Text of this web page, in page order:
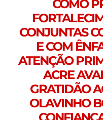
COMO
CONJUNTAS
E COM
ATENÇÃO
ACRE
GRATIDÃO
OLAVINHO